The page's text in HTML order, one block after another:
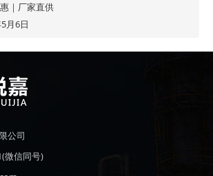
｜厂家直供
月6日
公司
微信同号)